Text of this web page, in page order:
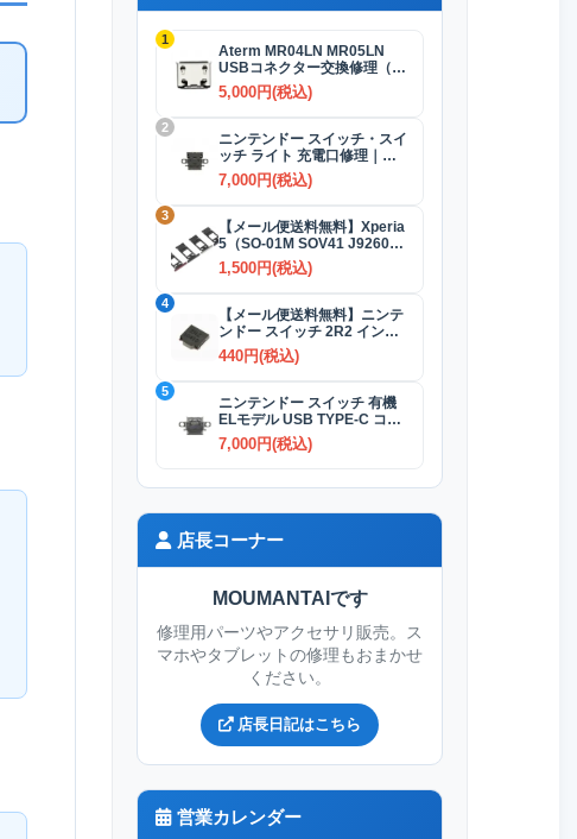
1
Aterm MR04LN MR05LN
USBコネクター交換修理（充
電）
5,000円(税込)
2
ニンテンドー スイッチ・スイ
ッチ ライト 充電口修理｜
USB-Cコネクター 交換修理
7,000円(税込)
3
【メール便送料無料】Xperia
5（SO-01M SOV41 J9260）
SIMカードトレイ 全4色
1,500円(税込)
4
【メール便送料無料】ニンテ
ンドー スイッチ 2R2 インダ
クタ(コイル)
440円(税込)
5
ニンテンドー スイッチ 有機
ELモデル USB TYPE-C コネ
クター交換修理
7,000円(税込)
店長コーナー
MOUMANTAIです
修理用パーツやアクセサリ販売。ス
マホやタブレットの修理もおまかせ
ください。
店長日記はこちら
営業カレンダー